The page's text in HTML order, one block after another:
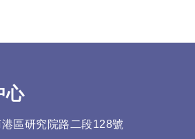
心
區研究院路二段128號